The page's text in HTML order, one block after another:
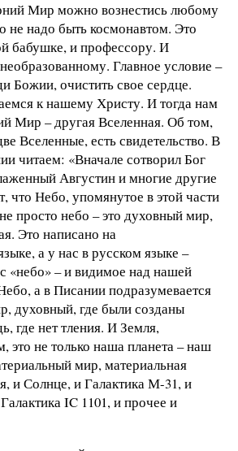
Мир можно вознестись любому
не надо быть космонавтом. Это
бабушке, и профессору. И
Главное условие –
Божии, очистить свое сердце.
к нашему Христу. И тогда нам
Мир – другая Вселенная. Об том,
Вселенные, есть свидетельство. В
читаем: «Вначале сотворил Бог
Августин и многие другие
что Небо, упомянутое в этой части
просто небо – это духовный мир,
Это написано на
а у нас в русском языке –
«небо» – и видимое над нашей
а в Писании подразумевается
духовный, где были созданы
где нет тления. И Земля,
это не только наша планета – наш
мир, материальная
и Солнце, и Галактика М-31, и
IC 1101, и прочее и